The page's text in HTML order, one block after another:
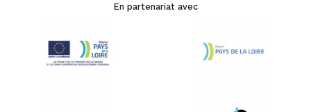
En partenariat avec